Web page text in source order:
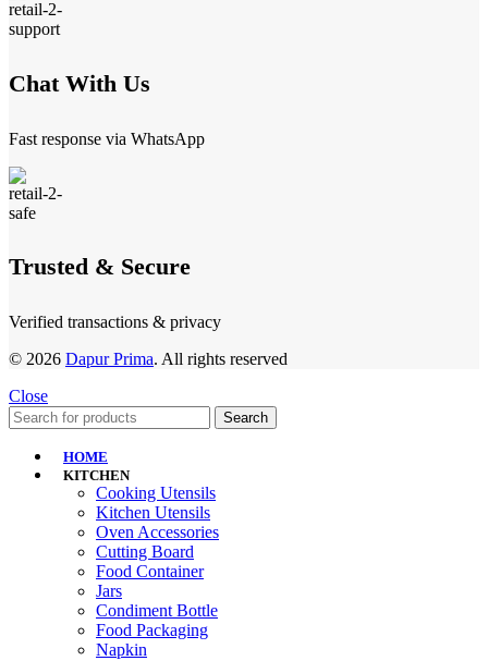
Chat With Us
Fast response via WhatsApp
Trusted & Secure
Verified transactions & privacy
© 2026 Dapur Prima. All rights reserved
Close
Search
HOME
KITCHEN
Cooking Utensils
Kitchen Utensils
Oven Accessories
Cutting Board
Food Container
Jars
Condiment Bottle
Food Packaging
Napkin